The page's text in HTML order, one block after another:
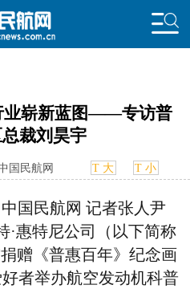
内 国际
专题 舆情
业崭新蓝图——专访普
裁刘昊宇
国民航网 T 大 T 小
中国民航网 记者张人尹
·惠特尼公司（以下简称
赠《普惠百年》纪念画
者举办航空发动机科普